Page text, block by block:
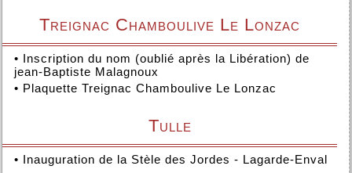
Treignac Chamboulive Le Lonzac
• Inscription du nom (oublié après la Libération) de
jean-Baptiste Malagnoux
• Plaquette Treignac Chamboulive Le Lonzac
Tulle
• Inauguration de la Stèle des Jordes - Lagarde-Enval